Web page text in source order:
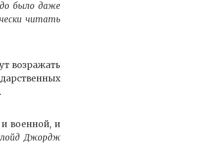
было даже
читать
возражать
военной, и
Джордж